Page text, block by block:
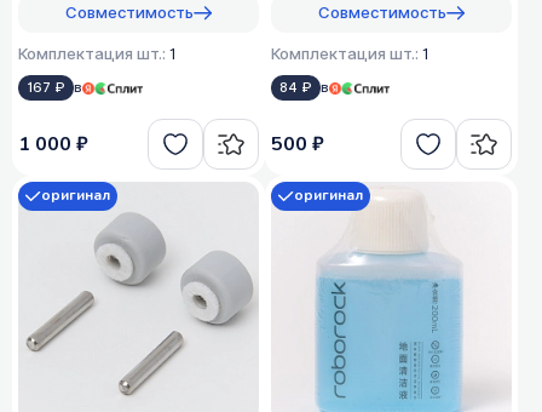
Совместимость
Комплектация шт.: 1
167 ₽ в
1 000 ₽
Совместимость
Комплектация шт.: 1
84 ₽ в
500 ₽
оригинал оригинал